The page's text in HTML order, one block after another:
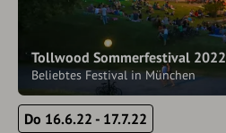
Tollwood Sommerfestival 2022
Beliebtes Festival in München
Do 16.6.22 - 17.7.22